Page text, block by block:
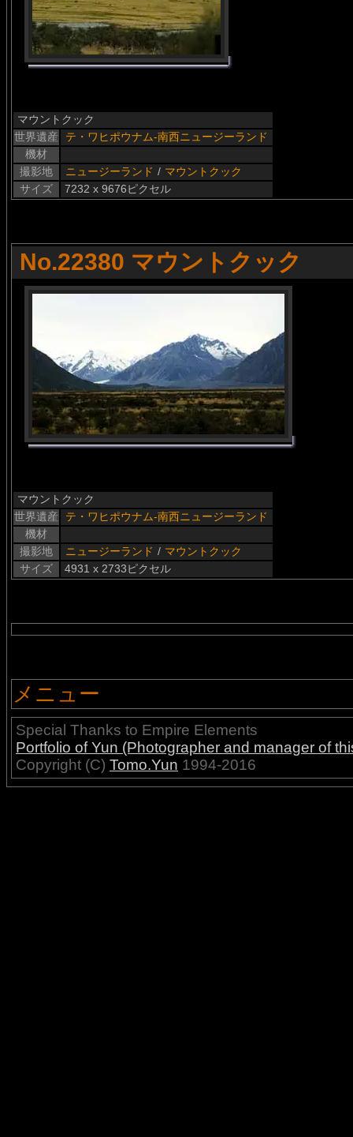
マウントクック
世界遺産
テ・ワヒポウナム-南西ニュージーランド
機材
撮影地
ニュージーランド / マウントクック
サイズ
7232 x 9676ピクセル
No.22380 マウントクック
マウントクック
世界遺産
テ・ワヒポウナム-南西ニュージーランド
機材
撮影地
ニュージーランド / マウントクック
サイズ
4931 x 2733ピクセル
メニュー
Special Thanks to Empire Elements
Portfolio of Yun (Photographer and manager of
Copyright (C) Tomo.Yun 1994-2016